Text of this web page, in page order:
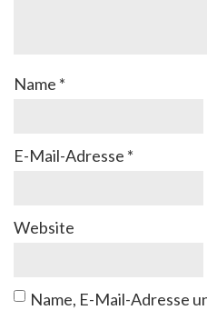
Name *
E-Mail-Adresse *
Website
Name, E-Mail-Adresse